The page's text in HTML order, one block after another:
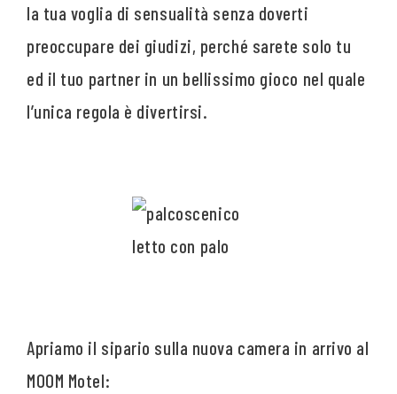
la tua voglia di sensualità senza doverti
preoccupare dei giudizi, perché sarete solo tu
ed il tuo partner in un bellissimo gioco nel quale
l’unica regola è divertirsi.
Apriamo il sipario sulla nuova camera in arrivo al
MOOM Motel: